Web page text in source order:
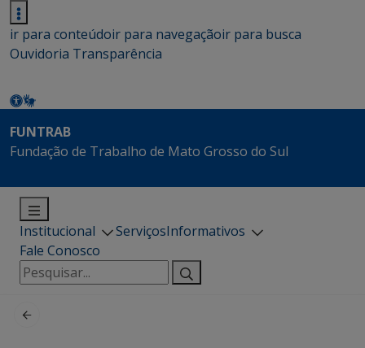
ir para conteúdoir para navegaçãoir para busca
Ouvidoria Transparência
FUNTRAB
Fundação de Trabalho de Mato Grosso do Sul
Institucional ServiçosInformativos
Fale Conosco
Pesquisar
por: